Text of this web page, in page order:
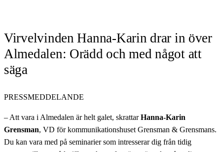
Virvelvinden Hanna-Karin drar in över
Almedalen: Orädd och med något att
säga
PRESSMEDDELANDE
– Att vara i Almedalen är helt galet, skrattarHanna-Karin
Grensman, VD för kommunikationshuset Grensman & Grensmans.
Du kan vara med på seminarier som intresserar dig från tidig